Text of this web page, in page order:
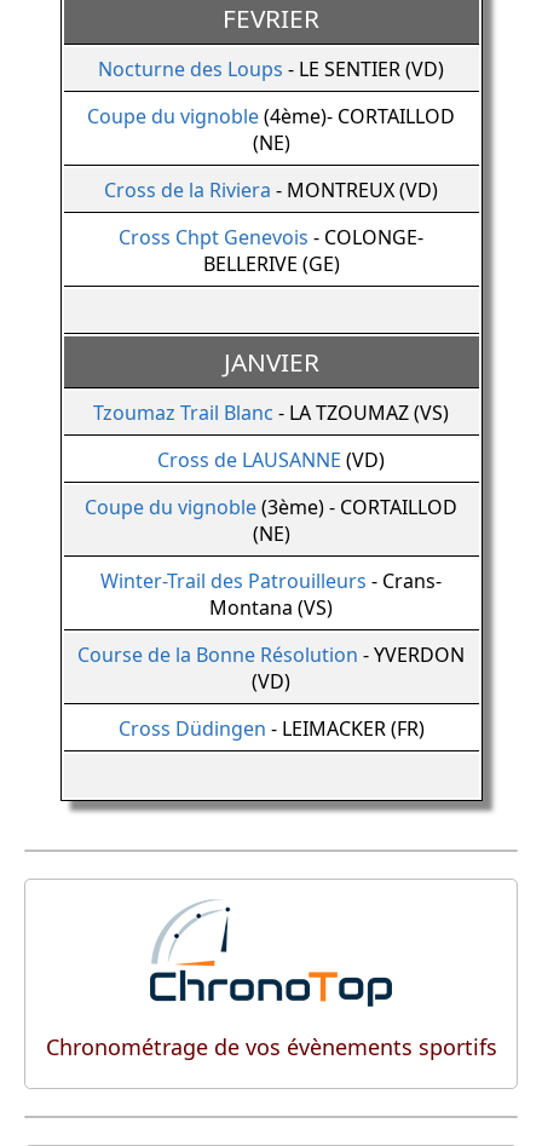
FEVRIER
Nocturne des Loups - LE SENTIER (VD)
Coupe du vignoble(4ème)- CORTAILLOD
(NE)
Cross de la Riviera - MONTREUX (VD)
Cross Chpt Genevois - COLONGE-
BELLERIVE (GE)
JANVIER
Tzoumaz Trail Blanc - LA TZOUMAZ (VS)
Cross de LAUSANNE (VD)
Coupe du vignoble(3ème) - CORTAILLOD
(NE)
Winter-Trail des Patrouilleurs - Crans-
Montana (VS)
Course de la Bonne Résolution - YVERDON
(VD)
Cross Düdingen - LEIMACKER (FR)
Chronométrage de vos évènements sportifs